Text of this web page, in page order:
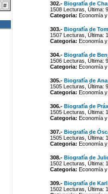
# 302.- Biografía de
1508 Lecturas, Última:
Categoria: Economía
303.- Biografía de
1507 Lecturas, Última:
Categoria: Economía
304.- Biografía de
1506 Lecturas, Última:
Categoria: Economía
305.- Biografía de
1505 Lecturas, Última:
Categoria: Economía
306.- Biografía de
1505 Lecturas, Última:
Categoria: Economía
307.- Biografía de
1505 Lecturas, Última:
Categoria: Economía
308.- Biografía de
1502 Lecturas, Última:
Categoria: Economía
309.- Biografía de
1502 Lecturas, Última: